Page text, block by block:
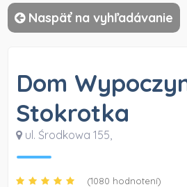
Naspäť na vyhľadávanie
Dom
Stokrotka
ul. Środkowa 155,
(1080 hodnotení)